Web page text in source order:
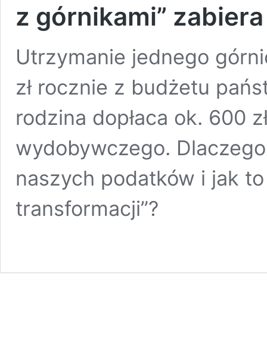
z górnikami”
Utrzymanie jednego
zł rocznie z budżetu
rodzina dopłaca ok. 600
wydobywczego.
naszych podatków i jak
transformacji”?